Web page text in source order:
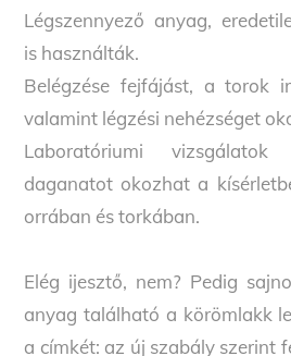
Légszennyező anyag,
is használták.
Belégzése fejfájást, a torok
valamint légzési nehézséget
Laboratóriumi
daganatot okozhat a
orrában és torkában.
Elég ijesztő, nem? Pedig
anyag található a körömlakk
a címkét: az új szabály szerint